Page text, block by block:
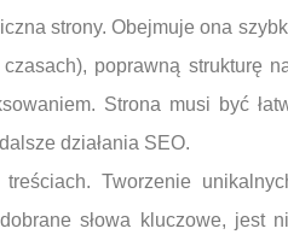
strony. Obejmuje ona
poprawną strukturę
Strona musi być
działania SEO.
Tworzenie
słowa kluczowe,